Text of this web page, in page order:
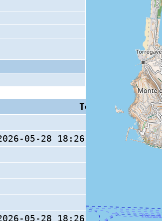
Tempo S (W/M/O)
05-28 18:26:03.48 (0/ / )
05-28 18:26:02.42 (0/ / )